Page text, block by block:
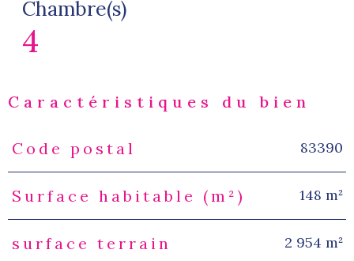
Chambre(s)
4
Caractéristiques du bien
Caractéristiques Valeurs
Code postal 83390
Surface habitable (m²) 148 m²
surface terrain 2 954 m²